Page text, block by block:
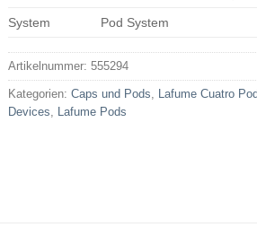
System Pod System
Artikelnummer: 555294
Kategorien: Caps und Pods
Lafume Cuatro
Devices
Lafume Pods